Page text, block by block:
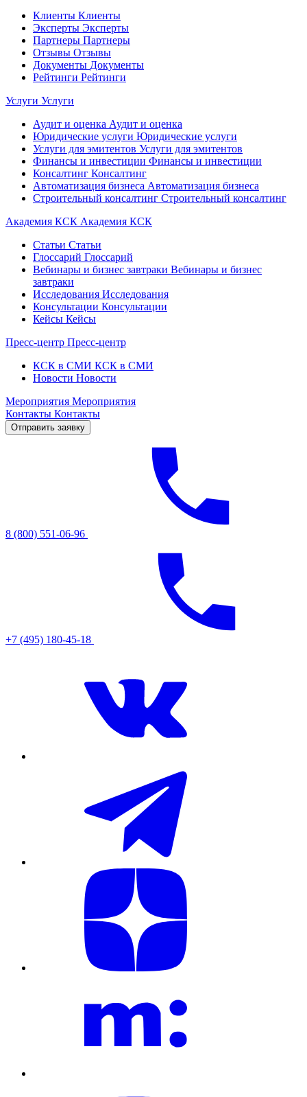
Клиенты Клиенты
Эксперты Эксперты
Партнеры Партнеры
Отзывы Отзывы
Документы Документы
Рейтинги Рейтинги
Услуги Услуги
Аудит и оценка Аудит и оценка
Юридические услуги Юридические услуги
Услуги для эмитентов Услуги для эмитентов
Финансы и инвестиции Финансы и инвестиции
Консалтинг Консалтинг
Автоматизация бизнеса Автоматизация бизнеса
Строительный консалтинг Строительный консалтинг
Академия КСК Академия КСК
Статьи Статьи
Глоссарий Глоссарий
Вебинары и бизнес завтраки Вебинары и бизнес
завтраки
Исследования Исследования
Консультации Консультации
Кейсы Кейсы
Пресс-центр Пресс-центр
КСК в СМИ КСК в СМИ
Новости Новости
Мероприятия Мероприятия
Контакты Контакты
Отправить заявку
8 (800) 551-06-96
+7 (495) 180-45-18